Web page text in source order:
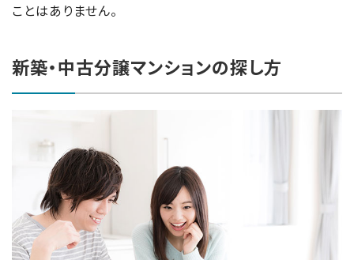
ことはありません。
新築・中古分譲マンションの探し方